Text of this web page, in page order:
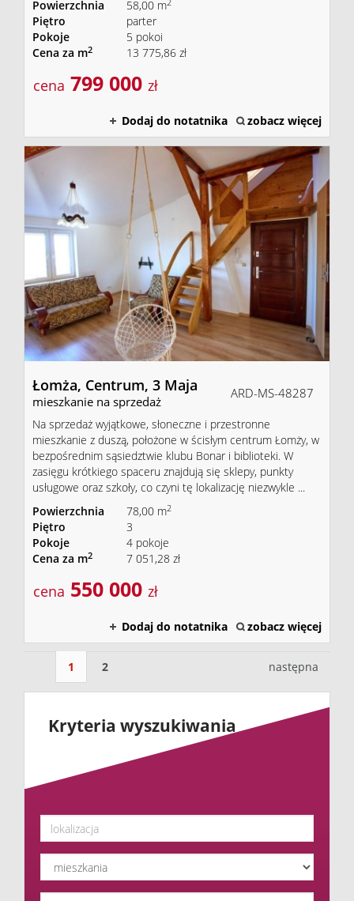
Powierzchnia
58,00 m
Piętro
parter
Pokoje
5 pokoi
Cena za m2 13 775,86 zł
cena 799 000 zł
Dodaj do notatnika zobacz więcej
Łomża, Centrum, 3 Maja
mieszkanie na sprzedaż
ARD-MS-48287
Na sprzedaż wyjątkowe, słoneczne i przestronne
mieszkanie z duszą, położone w ścisłym centrum Łomży, w
bezpośrednim sąsiedztwie klubu Bonar i biblioteki. W
zasięgu krótkiego spaceru znajdują się sklepy, punkty
usługowe oraz szkoły, co czyni tę lokalizację niezwykle ...
Powierzchnia
78,00 m2
Piętro
3
Pokoje
4 pokoje
Cena za m2 7 051,28 zł
cena 550 000 zł
Dodaj do notatnika zobacz więcej
1 2 następna
Kryteria wyszukiwania